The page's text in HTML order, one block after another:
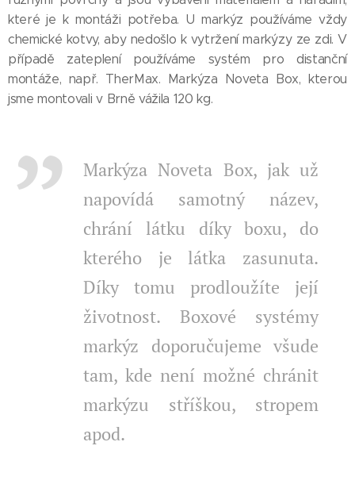
které je k montáži potřeba. U markýz používáme vždy
chemické kotvy, aby nedošlo k vytržení markýzy ze zdi. V
případě zateplení používáme systém pro distanční
montáže, např. TherMax. Markýza Noveta Box, kterou
jsme montovali v Brně vážila 120 kg.
Markýza Noveta Box, jak už
napovídá samotný název,
chrání látku díky boxu, do
kterého je látka zasunuta.
Díky tomu prodloužíte její
životnost. Boxové systémy
markýz doporučujeme všude
tam, kde není možné chránit
markýzu stříškou, stropem
apod.